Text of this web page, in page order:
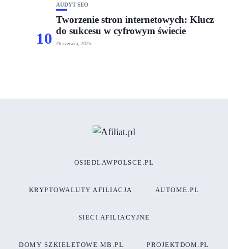
10
AUDYT SEO
Tworzenie stron internetowych: Klucz
do sukcesu w cyfrowym świecie
26 czerwca, 2025
OSIEDLAWPOLSCE.PL
KRYPTOWALUTY AFILIACJA AUTOME.PL
SIECI AFILIACYJNE
DOMY SZKIELETOWE MB.PL PROJEKTDOM.PL